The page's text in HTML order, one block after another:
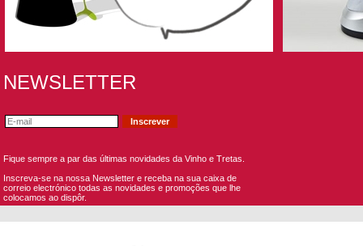
NEWSLETTER
Fique sempre a par das últimas novidades da Vinho e Tretas.
Inscreva-se na nossa Newsletter e receba na sua caixa de
correio electrónico todas as novidades e promoções que lhe
colocamos ao dispôr.